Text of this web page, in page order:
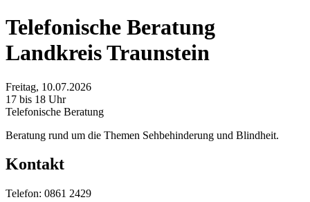
Telefonische Beratung
Landkreis Traunstein
Freitag, 10.07.2026
17 bis 18 Uhr
Telefonische Beratung
Beratung rund um die Themen Sehbehinderung und Blindheit.
Kontakt
Telefon: 0861 2429